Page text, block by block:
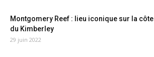
Montgomery Reef : lieu iconique sur la côte
du Kimberley
29 juin 2022